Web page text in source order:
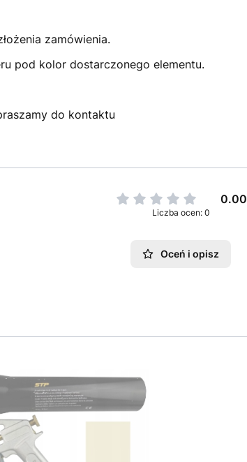
zamówienia.
pod kolor dostarczonego elementu.
do kontaktu
0.00
Liczba ocen: 0
Oceń i opisz